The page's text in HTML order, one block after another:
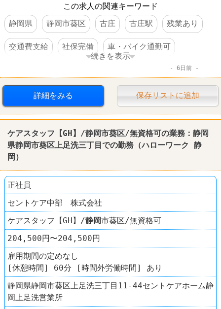
この求人の関連キーワード
静岡県
静岡市葵区 古庄 古庄駅 残業あり
交通費支給 社保完備 車・バイク通勤可
続きを表示
6日前
詳細をみる 保存リストに追加
ケアスタッフ【GH】/静岡市葵区/無資格可の業務： 静岡
県静岡市葵区上足洗三丁目での勤務（ハローワーク
静
岡 ）
正社員
セントケア中部 株式会社
ケアスタッフ【GH】/静岡市葵区/無資格可
204,500円〜204,500円
雇用期間の定めなし
[休憩時間] 60分 [時間外労働時間] あり
静岡県静岡市葵区上足洗三丁目11-44セントケアホーム静
岡上足洗営業所